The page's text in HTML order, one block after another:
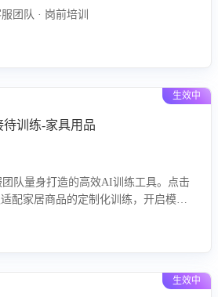
团队 · 岗前培训
生效中
待训练-家具用品
队量身打造的高效AI训练工具。点击
配家居商品的定制化训练，开启模拟
专业应对能力。
生效中